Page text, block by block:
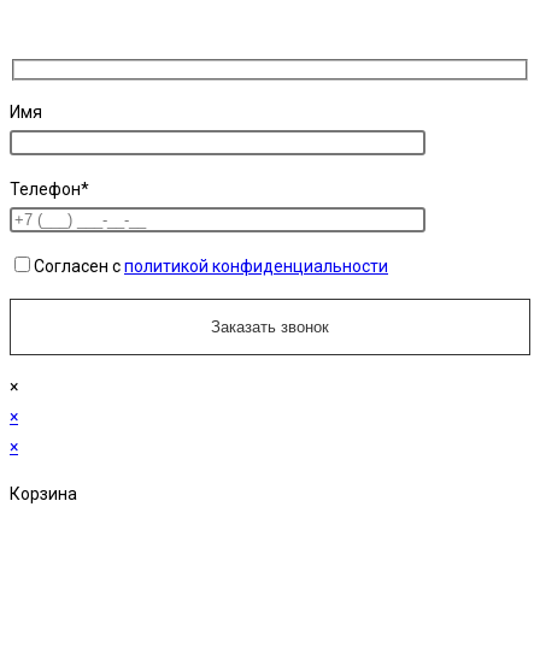
Имя
Телефон*
Согласен сполитикой конфиденциальности
×
×
×
Корзина